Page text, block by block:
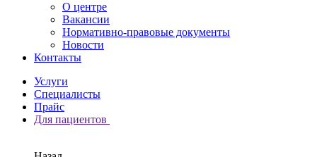
О центре
Вакансии
Нормативно-правовые документы
Новости
Контакты
Услуги
Специалисты
Прайс
Для пациентов